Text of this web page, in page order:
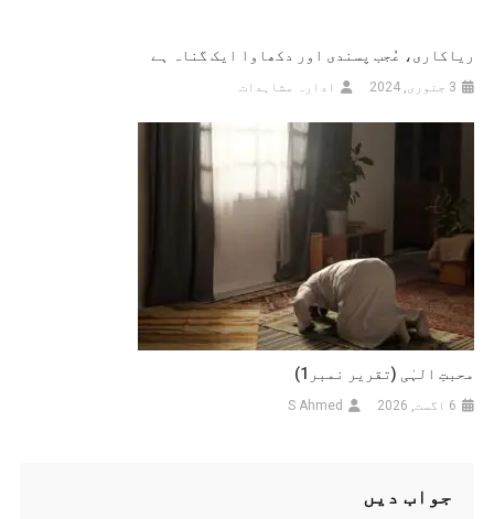
ریاکاری، عُجب پسندی اور دکھاوا ایک گناہ ہے
3 جنوری, 2024 ادارہ مشاہدات
محبتِ الہٰی (تقریر نمبر1)
6 اگست, 2026 S Ahmed
جواب دیں